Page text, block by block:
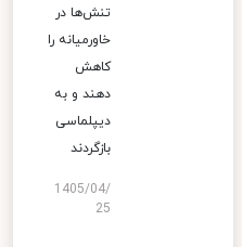
تنش‌ها در
خاورمیانه را
کاهش
دهند و به
دیپلماسی
بازگردند
1405/04/
25